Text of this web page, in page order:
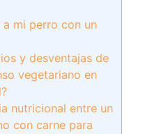
a mi perro con un
y desventajas de
vegetariano en
nutricional entre un
con carne para